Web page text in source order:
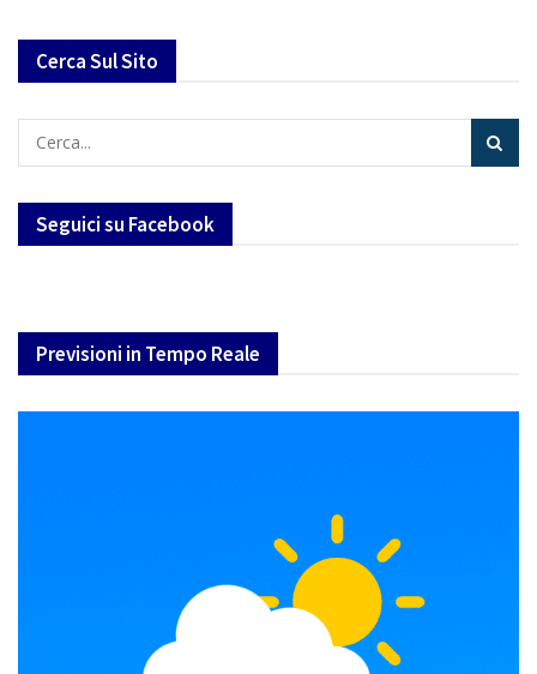
Cerca Sul Sito
Seguici su Facebook
Previsioni in Tempo Reale